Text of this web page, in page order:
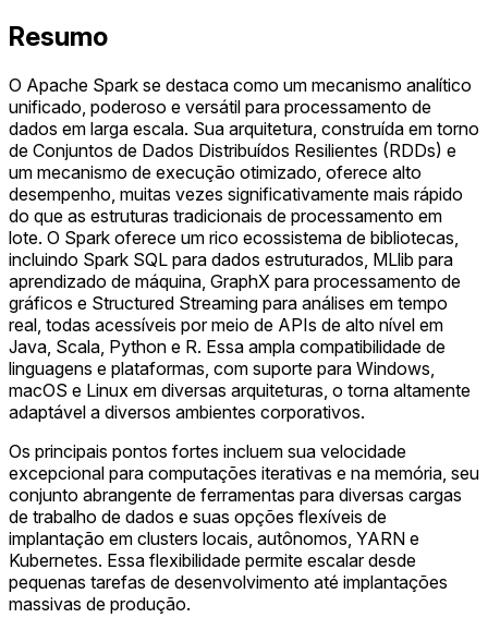
Resumo
O Apache Spark se destaca como um mecanismo analítico
unificado, poderoso e versátil para processamento de
dados em larga escala. Sua arquitetura, construída em torno
de Conjuntos de Dados Distribuídos Resilientes (RDDs) e
um mecanismo de execução otimizado, oferece alto
desempenho, muitas vezes significativamente mais rápido
do que as estruturas tradicionais de processamento em
lote. O Spark oferece um rico ecossistema de bibliotecas,
incluindo Spark SQL para dados estruturados, MLlib para
aprendizado de máquina, GraphX para processamento de
gráficos e Structured Streaming para análises em tempo
real, todas acessíveis por meio de APIs de alto nível em
Java, Scala, Python e R. Essa ampla compatibilidade de
linguagens e plataformas, com suporte para Windows,
macOS e Linux em diversas arquiteturas, o torna altamente
adaptável a diversos ambientes corporativos.
Os principais pontos fortes incluem sua velocidade
excepcional para computações iterativas e na memória, seu
conjunto abrangente de ferramentas para diversas cargas
de trabalho de dados e suas opções flexíveis de
implantação em clusters locais, autônomos, YARN e
Kubernetes. Essa flexibilidade permite escalar desde
pequenas tarefas de desenvolvimento até implantações
massivas de produção.